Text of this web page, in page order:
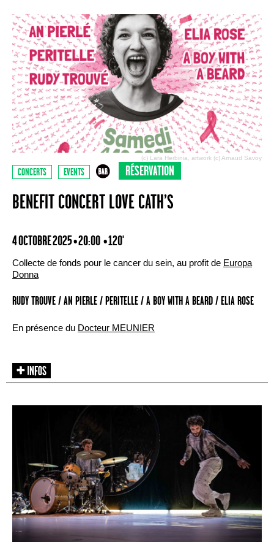
(c) Lara Herbinia, artwork (c) Arnaud Savoy
CONCERTS EVENTS RÉSERVATION
BENEFIT CONCERT LOVE CATH’S
4 OCTOBRE 2025 • 20:00 • 120'
Collecte de fonds pour le cancer du sein, au profit de Europa
Donna
RUDY TROUVE / AN PIERLE / PERITELLE / A BOY WITH A BEARD / ELIA ROSE
En présence du Docteur MEUNIER